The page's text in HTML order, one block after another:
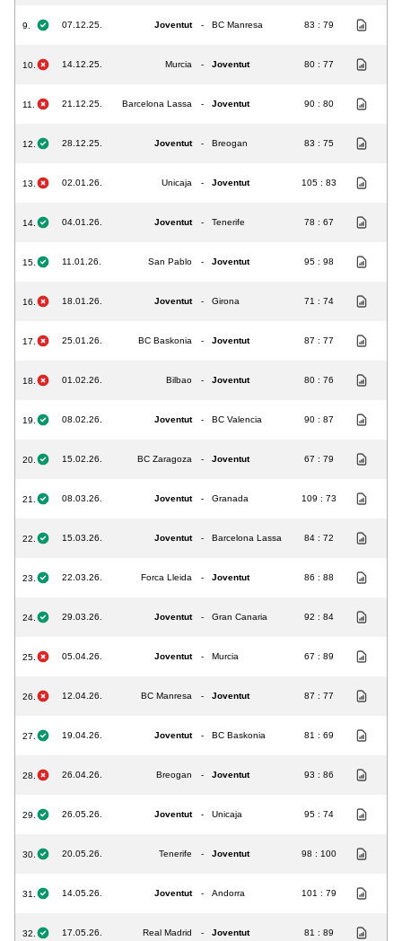
9. 07.12.25. Joventut - BC Manresa 83 : 79
10. 14.12.25. Murcia - Joventut 80 : 77
11. 21.12.25. Barcelona Lassa - Joventut 90 : 80
12. 28.12.25. Joventut - Breogan 83 : 75
13. 02.01.26. Unicaja - Joventut 105 : 83
14. 04.01.26. Joventut - Tenerife 78 : 67
15. 11.01.26. San Pablo - Joventut 95 : 98
16. 18.01.26. Joventut - Girona 71 : 74
17. 25.01.26. BC Baskonia - Joventut 87 : 77
18. 01.02.26. Bilbao - Joventut 80 : 76
19. 08.02.26. Joventut - BC Valencia 90 : 87
20. 15.02.26. BC Zaragoza - Joventut 67 : 79
21. 08.03.26. Joventut - Granada 109 : 73
22. 15.03.26. Joventut - Barcelona Lassa 84 : 72
23. 22.03.26. Forca Lleida - Joventut 86 : 88
24. 29.03.26. Joventut - Gran Canaria 92 : 84
25. 05.04.26. Joventut - Murcia 67 : 89
26. 12.04.26. BC Manresa - Joventut 87 : 77
27. 19.04.26. Joventut - BC Baskonia 81 : 69
28. 26.04.26. Breogan - Joventut 93 : 86
29. 26.05.26. Joventut - Unicaja 95 : 74
30. 20.05.26. Tenerife - Joventut 98 : 100
31. 14.05.26. Joventut - Andorra 101 : 79
32. 17.05.26. Real Madrid - Joventut 81 : 89